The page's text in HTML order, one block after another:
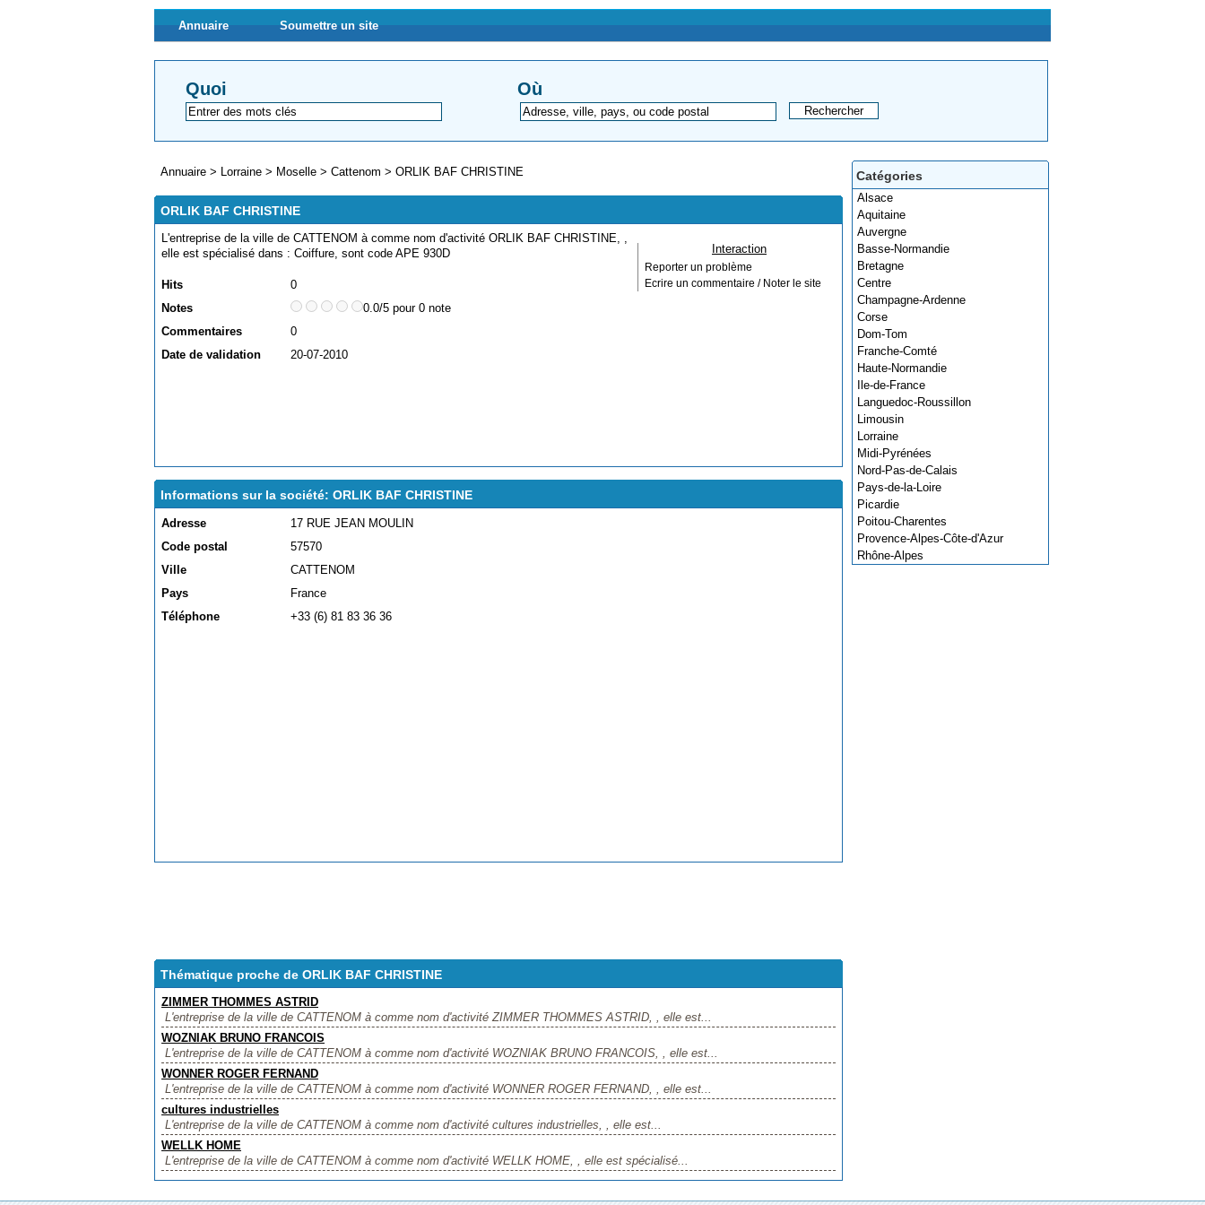
Annuaire Soumettre un site
Quoi Où
Catégories
Alsace
Aquitaine
Auvergne
Basse-Normandie
Bretagne
Centre
Champagne-Ardenne
Corse
Dom-Tom
Franche-Comté
Haute-Normandie
Ile-de-France
Languedoc-Roussillon
Limousin
Lorraine
Midi-Pyrénées
Nord-Pas-de-Calais
Pays-de-la-Loire
Picardie
Poitou-Charentes
Provence-Alpes-Côte-d'Azur
Rhône-Alpes
Annuaire > Lorraine > Moselle > Cattenom > ORLIK BAF CHRISTINE
ORLIK BAF CHRISTINE
L'entreprise de la ville de CATTENOM à comme nom d'activité ORLIK BAF CHRISTINE, ,
elle est spécialisé dans : Coiffure, sont code APE 930D
Hits
0
Notes
0.0/5 pour 0 note
Commentaires
0
Date de validation
20-07-2010
Interaction
Reporter un problème
Ecrire un commentaire / Noter le site
Informations sur la société: ORLIK BAF CHRISTINE
Adresse
17 RUE JEAN MOULIN
Code postal
57570
Ville
CATTENOM
Pays
France
Téléphone
+33 (6) 81 83 36 36
Thématique proche de ORLIK BAF CHRISTINE
ZIMMER THOMMES ASTRID
L'entreprise de la ville de CATTENOM à comme nom d'activité ZIMMER THOMMES ASTRID, , elle est...
WOZNIAK BRUNO FRANCOIS
L'entreprise de la ville de CATTENOM à comme nom d'activité WOZNIAK BRUNO FRANCOIS, , elle est...
WONNER ROGER FERNAND
L'entreprise de la ville de CATTENOM à comme nom d'activité WONNER ROGER FERNAND, , elle est...
cultures industrielles
L'entreprise de la ville de CATTENOM à comme nom d'activité cultures industrielles, , elle est...
WELLK HOME
L'entreprise de la ville de CATTENOM à comme nom d'activité WELLK HOME, , elle est spécialisé...